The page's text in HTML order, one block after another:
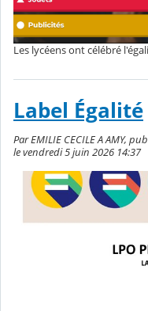
Les lycéens ont célébré
Label Égalité
Par EMILIE CECILE A AMY,
le vendredi 5 juin 2026 14:37